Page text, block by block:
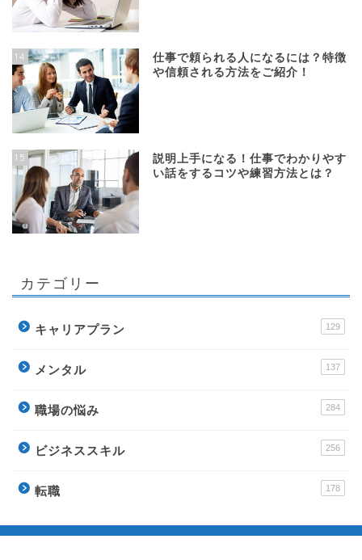
14
仕事で頼られる人になるには？特徴
や信頼される方法をご紹介！
15
説明上手になる！仕事でわかりやす
い話をするコツや練習方法とは？
カテゴリー
キャリアプラン 129
メンタル 137
職場の悩み 284
ビジネススキル 256
転職 178